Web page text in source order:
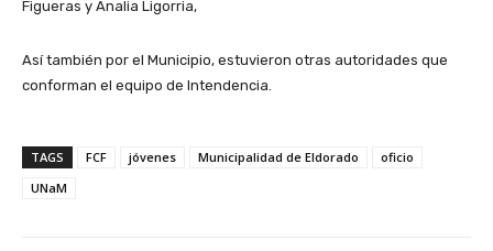
Figueras y Analia Ligorria,
Así también por el Municipio, estuvieron otras autoridades que
conforman el equipo de Intendencia.
TAGS FCF jóvenes Municipalidad de Eldorado
oficio
UNaM